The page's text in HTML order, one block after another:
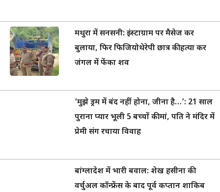
मथुरा में सनसनी: इंस्टाग्राम पर मैसेज कर
बुलाया, फिर फिजियोथेरेपी छात्र की हत्या कर
जंगल में फेंका शव
‘मुझे ड्रम में बंद नहीं होना, जीना है…’: 21 साल
पुराना प्यार भूली 5 बच्चों की मां, पति ने मंदिर में
प्रेमी संग रचाया विवाह
बांग्लादेश में भारी बवाल: शेख हसीना की
वर्चुअल कॉन्फ्रेंस के बाद पूर्व कप्तान शाकिब